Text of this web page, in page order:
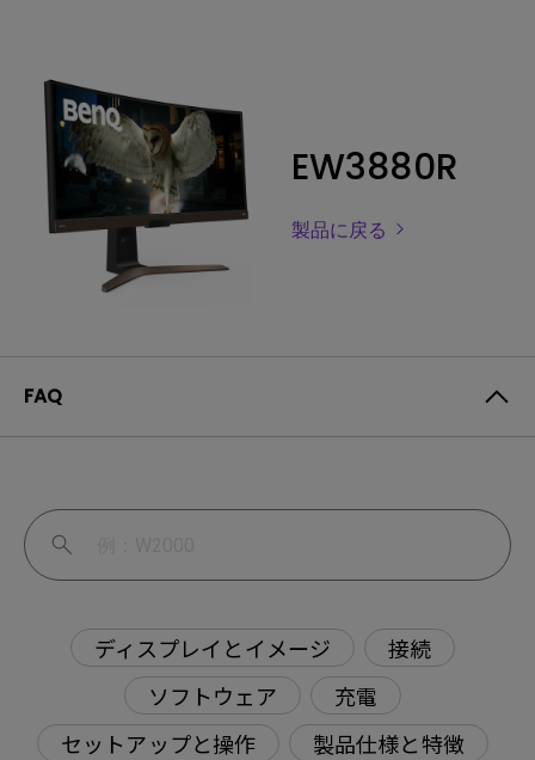
EW3880R
製品に戻る
FAQ
ディスプレイとイメージ
接続
ソフトウェア
充電
セットアップと操作
製品仕様と特徴